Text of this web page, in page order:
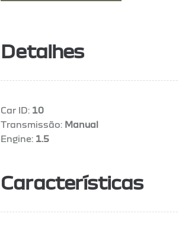
Detalhes
Car ID: 10
Transmissão: Manual
Engine: 1.5
Características